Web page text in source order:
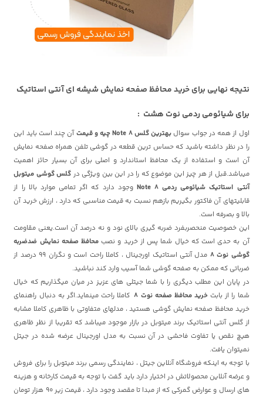
نتیجه نهایی برای خرید محافظ صفحه نمایش شیشه ای آنتی استاتیک
برای شیائومی ردمی نوت هشت :
اول از همه در جواب سوال بهترین گلس Note 8 چیه و قیمت آن چند است باید این
را در نظر داشته باشید که حساس ترین قطعه در گوشی تلفن همراه صفحه نمایش
آن است و استفاده از یک محافظ استاندارد و اصلی برای آن بسیار حائز اهمیت
میباشد.قبل از هر چیز این موضوع که را در این بین ویژگی در گلس گوشی میتوبل
آنتی استاتیک شیائومی ردمی Note 8
وجود دارد که اگر تمامی موارد بالا را از
قابلیتهای آن فاکتور بگیریم بازهم نسبت به قیمت مناسبی که دارد ، ارزش خرید آن
بالا و بصرفه است.
این خصوصیت منحصربفرد ضربه گیری بالای نود و نه درصد آن است.یعنی مقاومت
آن به حدی است که خیال شما پس از خرید و نصب محافظ صفحه نمایش ضدضربه
گوشی نوت 8
مدل آنتی استاتیک اورجینال ، کاملا راحت است و نگران 99 درصد از
ضرباتی که ممکن به صفحه گوشی شما آسیب وارد کند نباشید.
در پایان این مطلب دیگری را با شما جیتلی های عزیز در میان میگذاریم که خیال
شما را از بابت خرید محافظ صفحه نوت 8
کاملا راحت مینماید.اگر به دنبال راهنمای
خرید محافظ صفحه نمایش گوشی هستید ، مدلهای متفاوتی با ظاهری کاملا مشابه
از گلس آنتی استاتیک برند میتوبل در بازار موجود میباشد که تقریبا از نظر ظاهری
هیچ نقص یا تفاوت فاحشی در آن نسبت به مدل اورجینال عرضه شده در جیتل
نمیتوان یافت.
با توجه به اینکه فروشگاه آنلاین جیتل ، نمایندگی رسمی برند میتوبل را برای فروش
و عرضه آنلاین محصولاتش در اختیار دارد باید گفت با توجه به قیمت کارخانه و هزینه
های ارسال و عوارض گمرکی که از مبدا تا مقصد وجود دارد ، قیمت زیر 90 هزار تومان